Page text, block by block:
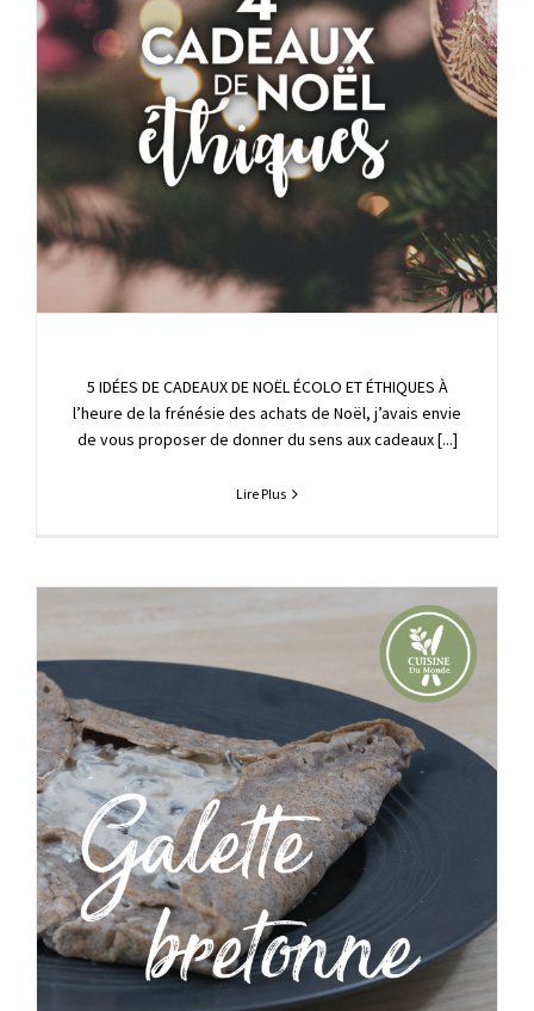
5 IDÉES DE CADEAUX DE NOËL ÉCOLO ET ÉTHIQUES À
l’heure de la frénésie des achats de Noël, j’avais envie
de vous proposer de donner du sens aux cadeaux [...]
Lire Plus